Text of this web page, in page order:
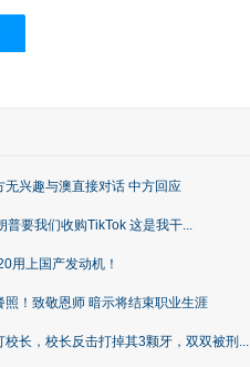
无兴趣与澳直接对话 中方回应
普要我们收购TikTok 这是我干...
用上国产发动机！
照！致敬恩师 暗示将结束职业生涯
校长，校长反击打掉其3颗牙，双双被刑...